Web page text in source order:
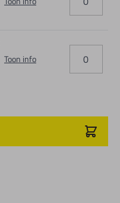
Toon info